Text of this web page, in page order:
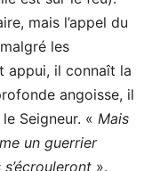
mais l’appel du
les
appui, il connaît la
angoisse, il
Seigneur. « Mais
un guerrier
».